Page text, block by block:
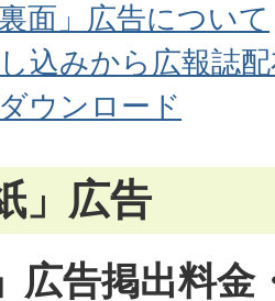
裏面」広告について
込みから広報誌
ウンロード
」広告
広告掲出料金